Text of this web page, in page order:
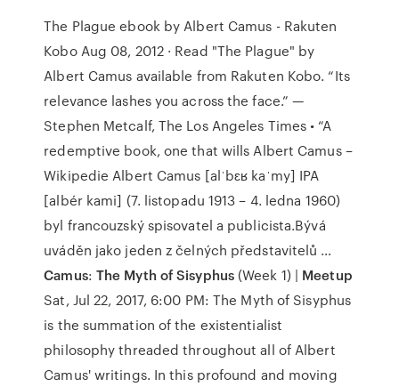
The Plague ebook by Albert Camus - Rakuten
Kobo Aug 08, 2012 · Read "The Plague" by
Albert Camus available from Rakuten Kobo. “Its
relevance lashes you across the face.” —
Stephen Metcalf, The Los Angeles Times • “A
redemptive book, one that wills Albert Camus –
Wikipedie Albert Camus [alˈbɛʁ kaˈmy] IPA
[albér kami] (7. listopadu 1913 – 4. ledna 1960)
byl francouzský spisovatel a publicista.Bývá
uváděn jako jeden z čelných představitelů …
Camus: The Myth of Sisyphus(Week 1) | Meetup
Sat, Jul 22, 2017, 6:00 PM: The Myth of Sisyphus
is the summation of the existentialist
philosophy threaded throughout all of Albert
Camus' writings. In this profound and moving